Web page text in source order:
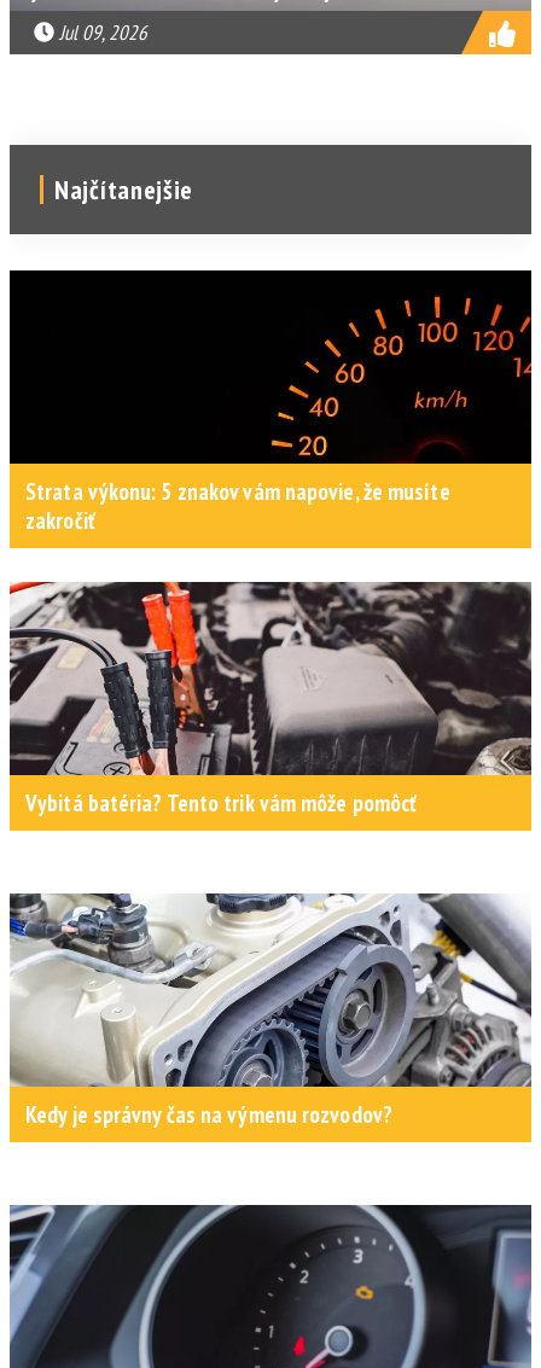
Jul 09, 2026
Najčítanejšie
Strata výkonu: 5 znakov vám napovie, že musíte
zakročiť
Vybitá batéria? Tento trik vám môže pomôcť
Kedy je správny čas na výmenu rozvodov?